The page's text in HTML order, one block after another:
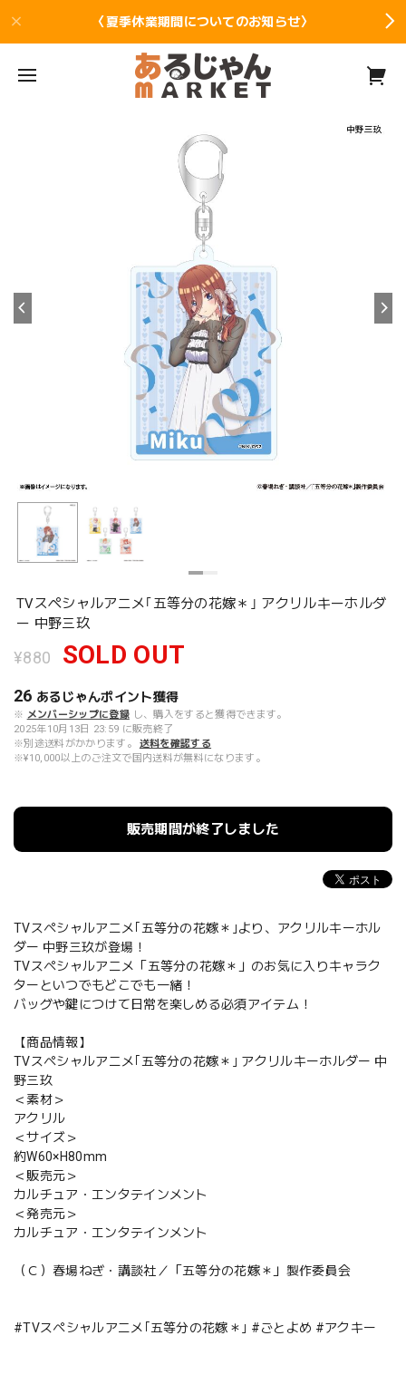
〈夏季休業期間についてのお知らせ〉
TVスペシャルアニメ｢五等分の花嫁＊｣ アクリルキーホルダ
ー 中野三玖
¥880 SOLD OUT
26 あるじゃんポイント獲得
※ メンバーシップに登録 し、購入をすると獲得できます。
2025年10月13日 23:59 に販売終了
※別途送料がかかります。
送料を確認する
※¥10,000以上のご注文で国内送料が無料になります。
販売期間が終了しました
TVスペシャルアニメ｢五等分の花嫁＊｣より、アクリルキーホル
ダー 中野三玖が登場！
TVスペシャルアニメ「五等分の花嫁＊」のお気に入りキャラク
ターといつでもどこでも一緒！
バッグや鍵につけて日常を楽しめる必須アイテム！
【商品情報】
TVスペシャルアニメ｢五等分の花嫁＊｣ アクリルキーホルダー 中
野三玖
＜素材＞
アクリル
＜サイズ＞
約W60×H80mm
＜販売元＞
カルチュア・エンタテインメント
＜発売元＞
カルチュア・エンタテインメント
（Ｃ）春場ねぎ・講談社／「五等分の花嫁＊」製作委員会
#TVスペシャルアニメ｢五等分の花嫁＊｣ #ごとよめ #アクキー